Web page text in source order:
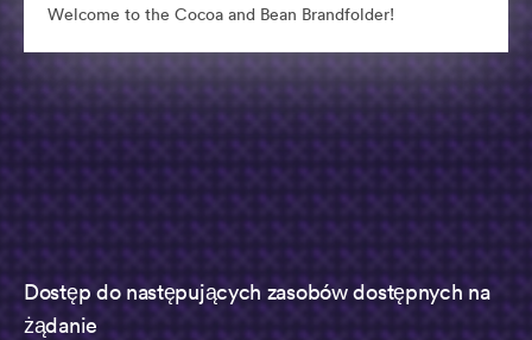
Welcome to the Cocoa and Bean Brandfolder!
Dostęp do następujących zasobów dostępnych na
żądanie